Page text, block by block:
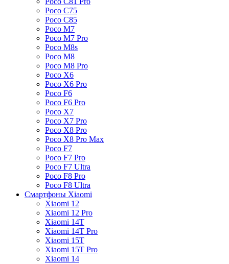
Poco C75
Poco C85
Poco M7
Poco M7 Pro
Poco M8s
Poco M8
Poco M8 Pro
Poco X6
Poco X6 Pro
Poco F6
Poco F6 Pro
Poco X7
Poco X7 Pro
Poco X8 Pro
Poco X8 Pro Max
Poco F7
Poco F7 Pro
Poco F7 Ultra
Poco F8 Pro
Poco F8 Ultra
Смартфоны Xiaomi
Xiaomi 12
Xiaomi 12 Pro
Xiaomi 14T
Xiaomi 14T Pro
Xiaomi 15T
Xiaomi 15T Pro
Xiaomi 14